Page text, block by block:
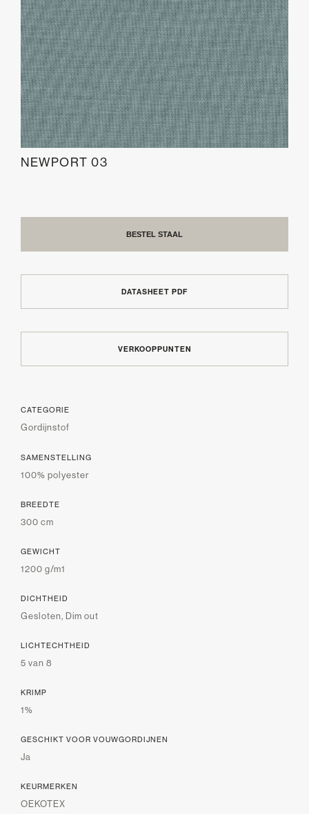
NEWPORT 03
BESTEL STAAL
DATASHEET PDF
VERKOOPPUNTEN
CATEGORIE
Gordijnstof
SAMENSTELLING
100% polyester
BREEDTE
300 cm
GEWICHT
1200 g/m1
DICHTHEID
Gesloten, Dim out
LICHTECHTHEID
5 van 8
KRIMP
1%
GESCHIKT VOOR VOUWGORDIJNEN
Ja
KEURMERKEN
OEKOTEX